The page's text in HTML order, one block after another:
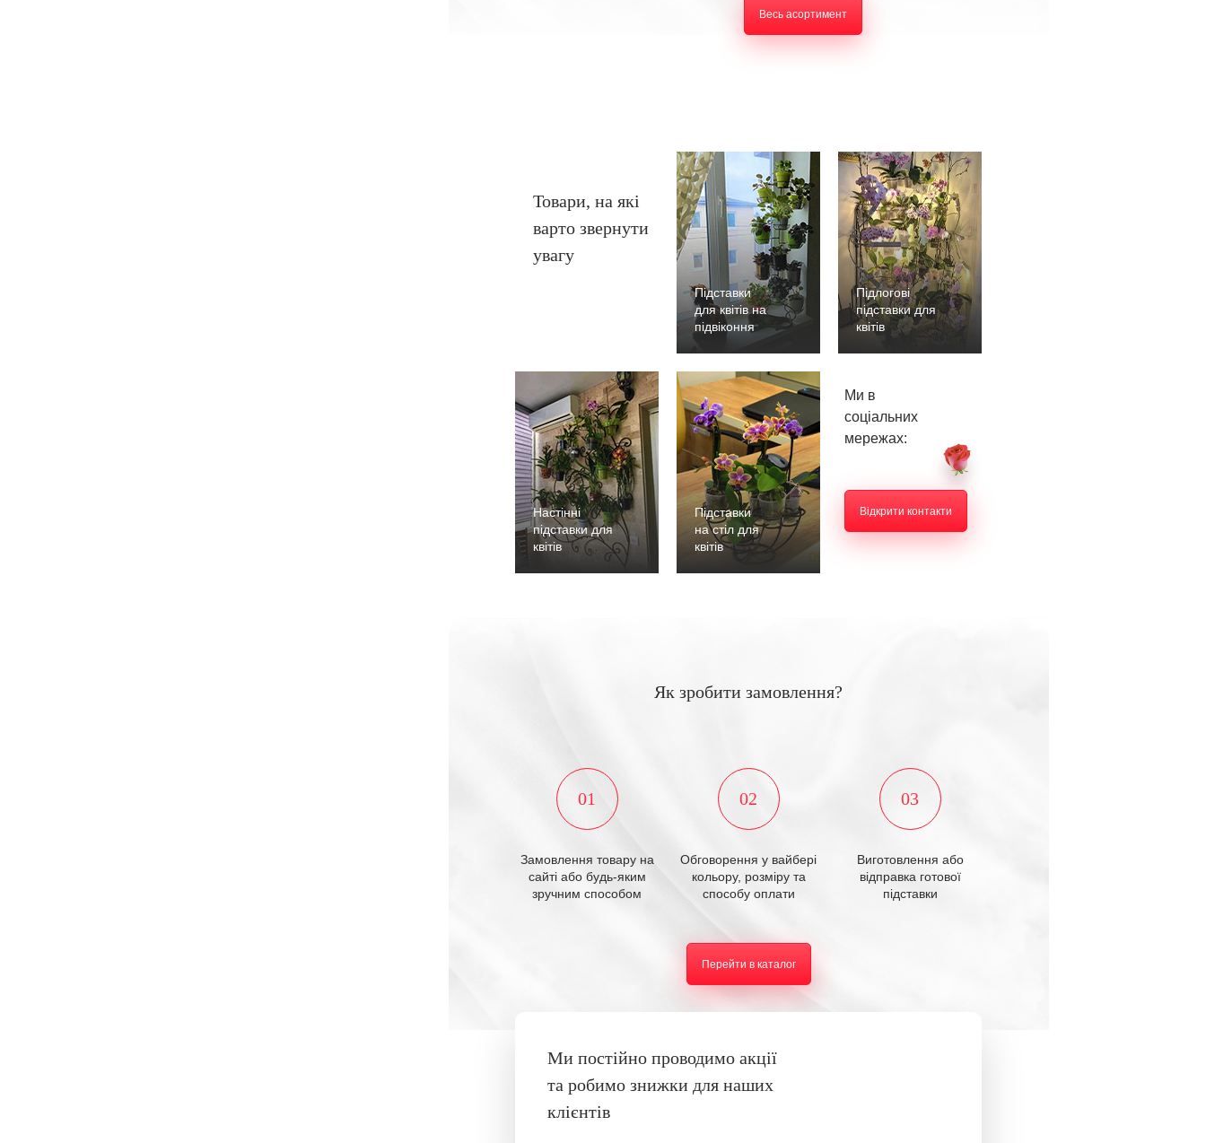
Весь асортимент
Товари, на які
варто звернути
увагу
Підставки
для квітів на
підвіконня
Підлогові
підставки для
квітів
Настінні
підставки для
квітів
Підставки
на стіл для
квітів
Ми в
соціальних
мережах:
Відкрити контакти
Як зробити замовлення?
01
Замовлення товару на
сайті або будь-яким
зручним способом
02
Обговорення у вайбері
кольору, розміру та
способу оплати
03
Виготовлення або
відправка готової
підставки
Перейти в каталог
Ми постійно проводимо акції
та робимо знижки для наших
клієнтів